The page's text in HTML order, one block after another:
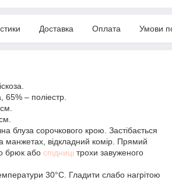
Доставка Оплата Умови
65% – поліестр.
блуза сорочкового крою. Застібається
манжетах, відкладний комір. Прямий
брюк або спідниці трохи завуженого
30°C. Гладити слабо нагрітою